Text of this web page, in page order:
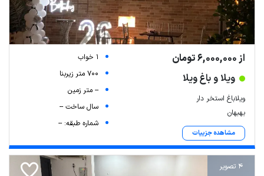
از 6,000,000 تومان
ویلا و باغ ویلا
ویلاباغ استخر دار
بهبهان
مشاهده جزییات
1 خواب
700 متر زیربنا
-- متر زمین
سال ساخت --
شماره طبقه: --
4 تصویر